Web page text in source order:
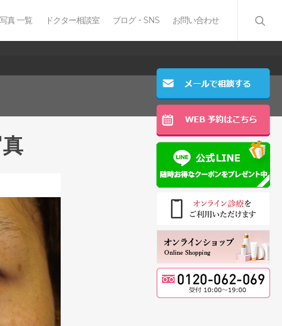
真 一覧 ドクター相談室 ブログ・SNS お問い合わせ